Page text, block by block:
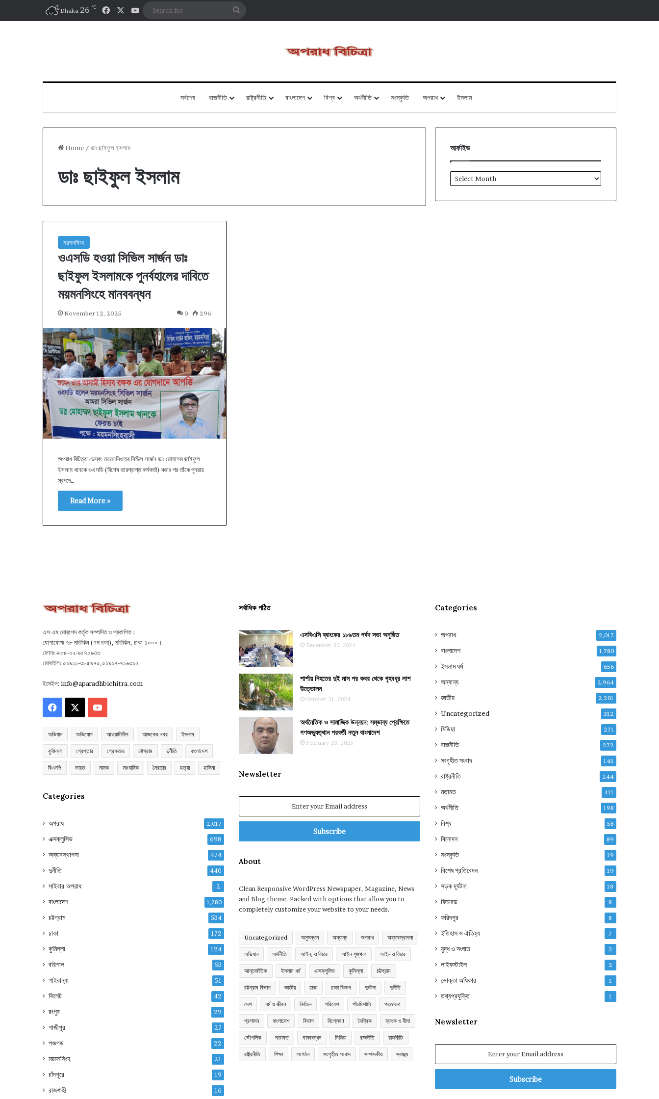
Dhaka 26 ℃ FacebookYouTube
সর্বশেষ রাজনীতি রাষ্ট্রনীতি বাংলাদেশ বিশ্ব অর্থনীতি সংস্কৃতি অপরাধ ইসলাম
Home / ডাঃ ছাইফুল ইসলাম
ডাঃ ছাইফুল ইসলাম
ময়মনসিংহ
ওএসডি হওয়া সিভিল সার্জন ডাঃ
ছাইফুল ইসলামকে পুনর্বহালের দাবিতে
ময়মনসিংহে মানববন্ধন
November 12, 2025 0 296
অপরাধ বিচিত্রা ডেস্ক: ময়মনসিংহের সিভিল সার্জন ডাঃ মোহাম্মদ ছাইফুল
ইসলাম খানকে ওএসডি (বিশেষ ভারপ্রাপ্ত কর্মকর্তা) করার পর তাঁকে পুনরায়
স্বপদে…
Read More »
আর্কাইভ
আর্কাইভ
এস এম মোরশেদ কর্তৃক সম্পাদিত ও প্রকাশিত।
যোগাযোগঃ ৭৮ মতিঝিল (৭ম তলা), মতিঝিল, ঢাকা-১০০০।
ফোনঃ +৮৮-০২-৯৫৭০৯৩৩
মোবাইলঃ ০১৯১১-৩৮৫৯৭০,০১৯১৭-৭১৬৩১২
ইমেইল:info@aparadhbichitra.com
Facebook YouTube
অভিযান অভিযোগ আওয়ামীলীগ আজকের খবর ইসলাম
কুমিল্লা গ্রেপ্তার গ্রেফতার চট্টগ্রাম দুর্নীতি বাংলাদেশ
বিএনপি ভারত মাদক সাংবাদিক সৈরাচার হত্যা হাসিনা
Categories
অপরাধ 2,017
এক্সক্লুসিভ 698
অব্যাবস্থাপনা 474
দুর্নীতি 440
সাইবার অপরাধ 2
বাংলাদেশ 1,780
চট্টগ্রাম 534
ঢাকা 172
কুমিল্লা 124
বরিশাল 53
গাইবান্ধা 51
সিলেট 42
রংপুর 29
গাজীপুর 27
পঞ্চগড় 22
ময়মনসিংহ 21
চাঁদপুরে 19
রাজশাহী 16
সর্বাধিক পঠিত
এসবিএসি ব্যাংকের ১৮৯তম পর্ষদ সভা অনুষ্ঠিত
December 30, 2024
শার্শায় নিহতের দুই মাস পর কবর থেকে গৃহবধূর লাশ
উত্তোলন
October 31, 2024
অর্থনৈতিক ও সামাজিক উন্নয়ন: সম্ভাব্য প্রেক্ষিতে
গণঅভ্যুত্থান পরবর্তী নতুন বাংলাদেশ
February 23, 2025
Newsletter
Email
About
Clean Responsive WordPress Newspaper, Magazine, News
and Blog theme. Packed with options that allow you to
completely customize your website to your needs.
Uncategorized অনুসন্ধান অন্যান্য অপরাধ অব্যাবস্থাপনা
অভিযান অর্থনীতি আইন, ও বিচার আইন-শৃঙ্খলা আইন ও বিচার
আন্তর্জাতিক ইসলাম ধর্ম এক্সক্লুসিভ কুমিল্লা চট্টগ্রাম
চট্টগ্রাম বিভাগ জাতীয় ঢাকা ঢাকা বিভাগ দুর্ঘটনা দুর্নীতি
দেশ ধর্ম ও জীবন নির্বাচন পরিবেশ পাঁচমিশালি প্রতারনা
প্রশাসন বাংলাদেশ বিভাগ বিশ্লেষণ বৈশ্বিক ব্যাংক ও বীমা
ভৌগলিক মতামত মানববন্ধন মিডিয়া রাজনীতি রাজনীতি
রাষ্ট্রনীতি শিক্ষা সংগঠন সংগৃহীত সংবাদ সম্পাদকীয় স্বাস্থ্য
Categories
অপরাধ 2,017
বাংলাদেশ 1,780
ইসলাম ধর্ম 656
অন্যান্য 2,964
জাতীয় 2,201
Uncategorized 312
মিডিয়া 271
রাজনীতি 272
সংগৃহীত সংবাদ 145
রাষ্ট্রনীতি 244
মতামত 411
অর্থনীতি 198
বিশ্ব 58
বিনোদন 89
সংস্কৃতি 19
বিশেষ প্রতিবেদন 19
সড়ক দূর্ঘটনা 18
ফিচারড 8
ফরিদপুর 8
ইতিহাস ও ঐতিহ্য 7
যুদ্ধ ও সংঘাত 3
লাইফস্টাইল 2
ভোক্তা অধিকার 1
তথ্যপ্রযুক্তি 1
Newsletter
Email